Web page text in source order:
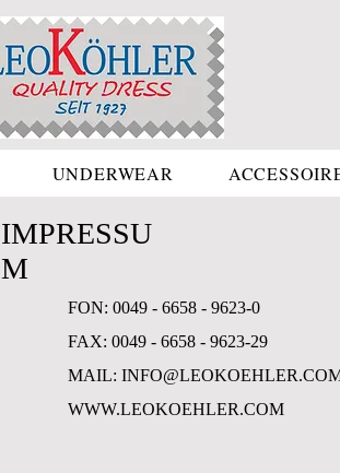
UNDERWEAR
IMPRESSU
M
FON: 0049 - 6658 - 9623-0
FAX: 0049 - 6658 - 9623-29
MAIL:
WWW.LEOKOEHLER.COM